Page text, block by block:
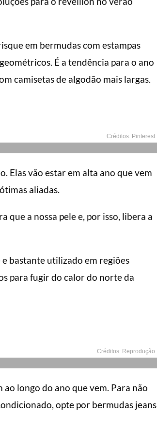
em bermudas com estampas
É a tendência para o ano
camisetas de algodão mais largas.
Créditos: Pinterest
Elas vão estar em alta ano que vem
aliadas.
que a nossa pele e, por isso, libera a
bastante utilizado em regiões
para fugir do calor do norte da
Créditos: Reprodução
ao longo do ano que vem. Para não
opte por bermudas jeans